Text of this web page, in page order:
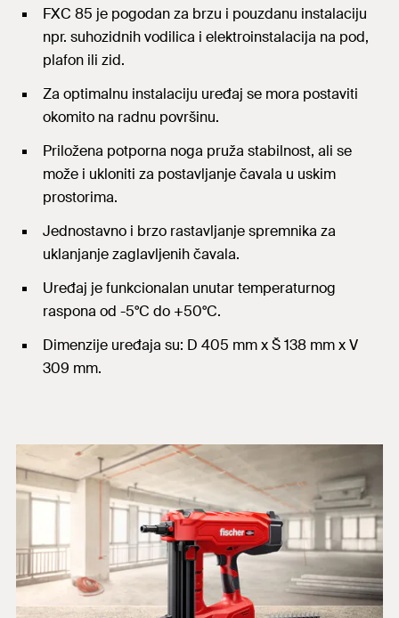
FXC 85 je pogodan za brzu i pouzdanu instalaciju
npr. suhozidnih vodilica i elektroinstalacija na pod,
plafon ili zid.
Za optimalnu instalaciju uređaj se mora postaviti
okomito na radnu površinu.
Priložena potporna noga pruža stabilnost, ali se
može i ukloniti za postavljanje čavala u uskim
prostorima.
Jednostavno i brzo rastavljanje spremnika za
uklanjanje zaglavljenih čavala.
Uređaj je funkcionalan unutar temperaturnog
raspona od -5°C do +50°C.
Dimenzije uređaja su: D 405 mm x Š 138 mm x V
309 mm.